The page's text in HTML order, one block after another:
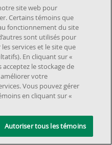
deLocalisation
un magasin
Aspects juridiques
site web pour
Certains témoins que
fonctionnement du site
sont utilisés pour
services et le site que
En cliquant sur «
le stockage de
votre
Vous pouvez gérer
en cliquant sur «
Autoriser tous les témoins